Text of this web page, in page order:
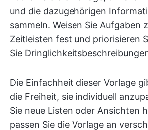
und die dazugehörigen
sammeln. Weisen Sie Aufgaben
Zeitleisten fest und priorisieren
Sie
Die Einfachheit dieser Vorlage
die Freiheit, sie individuell
Sie neue Listen oder Ansichten
passen Sie die Vorlage an